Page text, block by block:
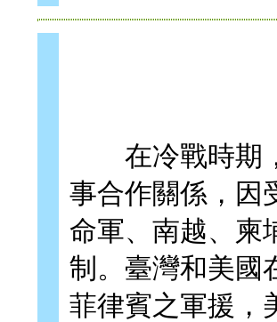
在冷戰時期，
事合作關係，因
命軍、南越、柬
制。臺灣和美國
菲律賓之軍援，